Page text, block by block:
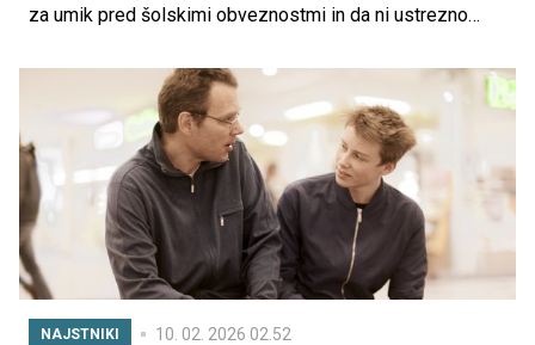
za umik pred šolskimi obveznostmi in da ni ustrezno
družine, pri katerih poteka z veliko dela, učenja,
odgovornosti in izpitov. Svojo izkušnjo je delila mamica,
ki otroke šola na domu.
NAJSTNIKI 10. 02. 2026 02.52